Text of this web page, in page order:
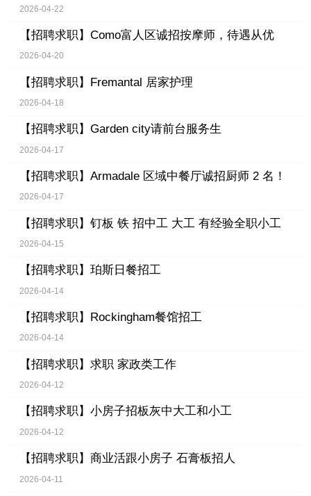
2026-04-22
【招聘求职】 Como富人区诚招按摩师，待遇从优
2026-04-20
【招聘求职】 Fremantal 居家护理
2026-04-18
【招聘求职】 Garden city请前台服务生
2026-04-17
【招聘求职】 Armadale 区域中餐厅诚招厨师 2 名！
2026-04-17
【招聘求职】 钉板 铁 招中工 大工 有经验全职小工
2026-04-15
【招聘求职】 珀斯日餐招工
2026-04-14
【招聘求职】 Rockingham餐馆招工
2026-04-14
【招聘求职】 求职 家政类工作
2026-04-12
【招聘求职】 小房子招板灰中大工和小工
2026-04-12
【招聘求职】 商业活跟小房子 石膏板招人
2026-04-11